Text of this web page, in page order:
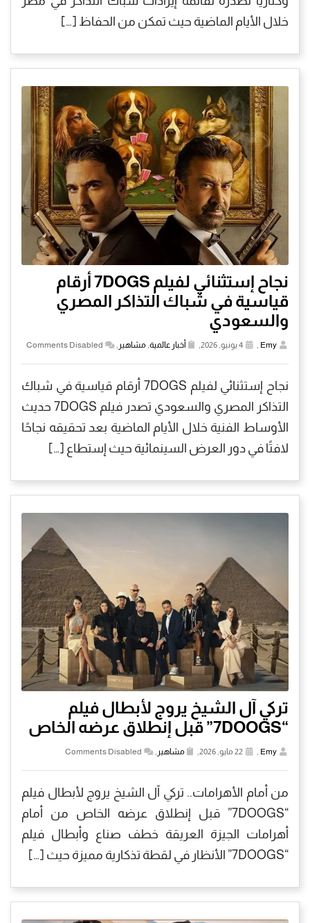
خلال الأيام الماضية حيث تمكن من الحفاظ […]
نجاح إستثنائي لفيلم 7DOGS أرقام
قياسية في شباك التذاكر المصري
والسعودي
Emy
, أخبار عالمية, مشاهير ,
Comments Disabled
نجاح إستثنائي لفيلم 7DOGS أرقام قياسية في شباك
التذاكر المصري والسعودي تصدر فيلم 7DOGS حديث
الأوساط الفنية خلال الأيام الماضية بعد تحقيقه نجاحًا
لافتًا في دور العرض السينمائية حيث إستطاع […]
تركي آل الشيخ يروج لأبطال فيلم
“7DOOGS” قبل إنطلاق عرضه الخاص
Emy
, مشاهير ,
Comments Disabled
من أمام الأهرامات.. تركي آل الشيخ يروج لأبطال فيلم
“7DOOGS” قبل إنطلاق عرضه الخاص من أمام
أهرامات الجيزة العريقة خطف صناع وأبطال فيلم
“7DOOGS” الأنظار في لقطة تذكارية مميزة حيث […]